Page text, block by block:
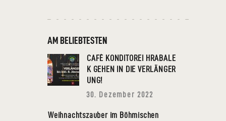
AM BELIEBTESTEN
CAFÉ KONDITOREI HRABALE
K GEHEN IN DIE VERLÄNGER
UNG!
30. Dezember 2022
Weihnachtszauber im Böhmischen